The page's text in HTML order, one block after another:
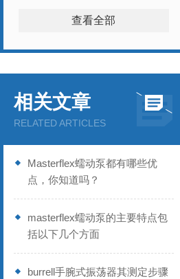
查看全部
相关文章
RELATED ARTICLES
Masterflex蠕动泵都有哪些优
点，你知道吗？
masterflex蠕动泵的主要特点包
括以下几个方面
burrell手腕式振荡器其测定步骤